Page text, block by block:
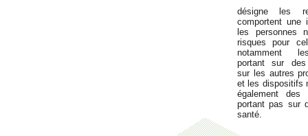
désigne les
comportent une
les personnes
risques pour
notamment
portant sur des
sur les autres
et les dispositifs
également des
portant pas sur
santé.